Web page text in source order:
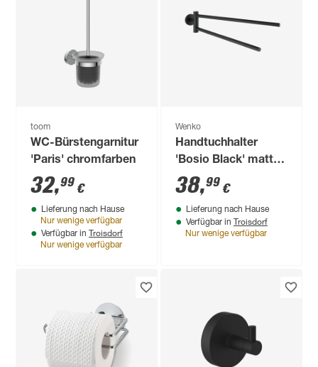
toom
WC-Bürstengarnitur
'Paris' chromfarben
32,99 €
Lieferung nach Hause
Nur wenige verfügbar
Verfügbar in Troisdorf
Nur wenige verfügbar
Wenko
Handtuchhalter
'Bosio Black' matt,
Edelstahl rostfrei
38,99 €
Lieferung nach Hause
Verfügbar in Troisdorf
Nur wenige verfügbar